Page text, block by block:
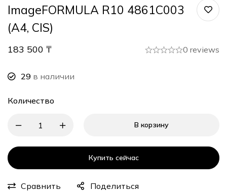
ImageFORMULA R10 4861C003
(A4, CIS)
183 500 ₸ 0 reviews
29 в наличии
Количество
В корзину
Купить сейчас
Сравнить Поделиться